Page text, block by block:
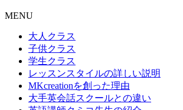
MENU
大人クラス
子供クラス
学生クラス
レッスンスタイルの詳しい説明
MKcreationを創った理由
大手英会話スクールとの違い